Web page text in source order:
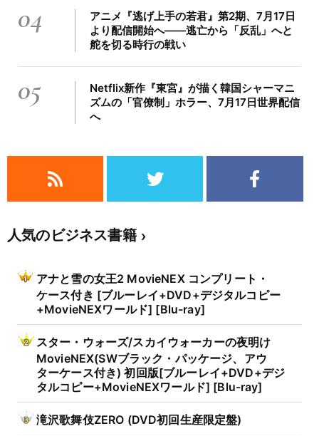
04
アニメ『逃げ上手の若君』第2期、7月17日
より配信開始へ――逃亡から「反乱」へと
舵を切る時行の戦い
05
Netflix新作『東宮』が描く韓国シャーマニ
ズムの「官僚制」ホラー、7月17日世界配信
へ
人気のビジネス書籍
アナと雪の女王2 MovieNEX コンプリート・
ケース付き [ブルーレイ+DVD+デジタルコピー
+MovieNEXワールド] [Blu-ray]
スター・ウォーズ/スカイウォーカーの夜明け
MovieNEX(SWブラック・パッケージ、アウ
ターケース付き) 初回版[ブルーレイ+DVD+デジ
タルコピー+MovieNEXワールド] [Blu-ray]
滝沢歌舞伎ZERO (DVD初回生産限定盤)